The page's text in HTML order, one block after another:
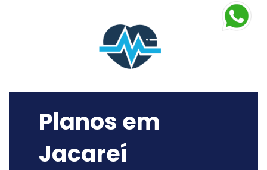
Planos em
Jacareí